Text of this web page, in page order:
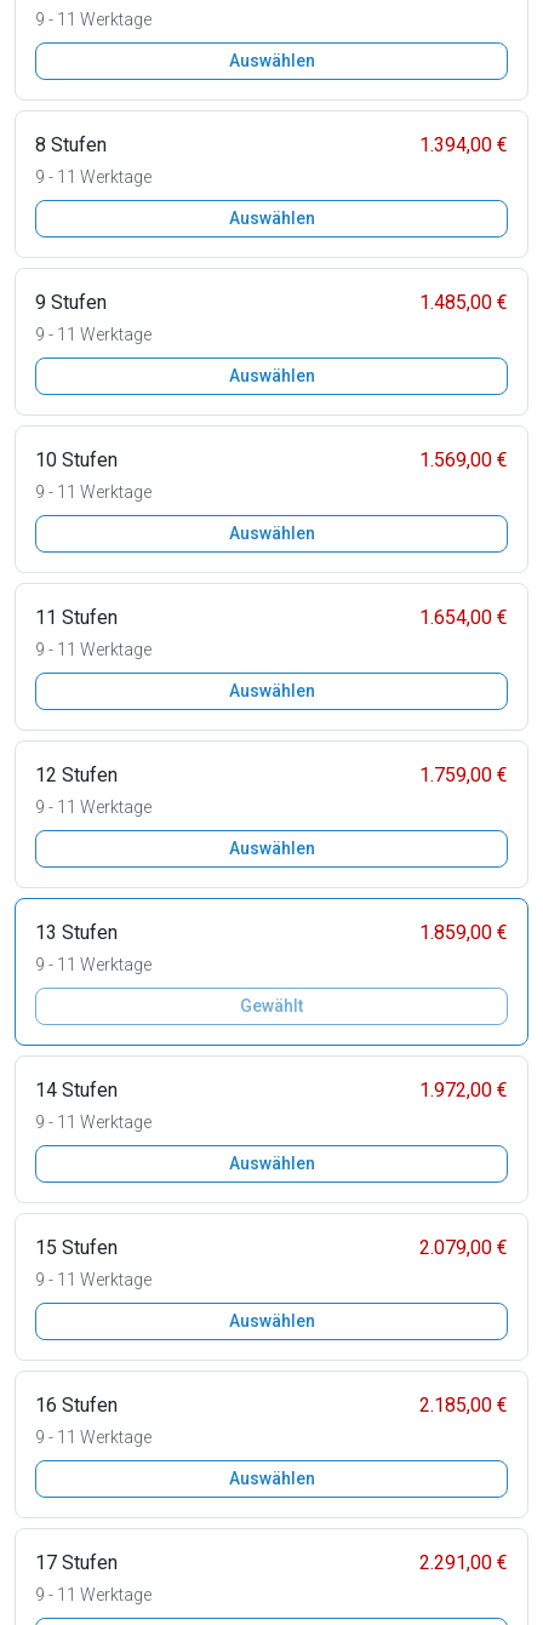
9 - 11 Werktage
Auswählen
8 Stufen 1.394,00 €
9 - 11 Werktage
Auswählen
9 Stufen 1.485,00 €
9 - 11 Werktage
Auswählen
10 Stufen 1.569,00 €
9 - 11 Werktage
Auswählen
11 Stufen 1.654,00 €
9 - 11 Werktage
Auswählen
12 Stufen 1.759,00 €
9 - 11 Werktage
Auswählen
13 Stufen 1.859,00 €
9 - 11 Werktage
Gewählt
14 Stufen 1.972,00 €
9 - 11 Werktage
Auswählen
15 Stufen 2.079,00 €
9 - 11 Werktage
Auswählen
16 Stufen 2.185,00 €
9 - 11 Werktage
Auswählen
17 Stufen 2.291,00 €
9 - 11 Werktage